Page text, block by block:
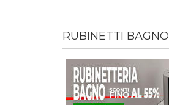
RUBINETTI BAGNO